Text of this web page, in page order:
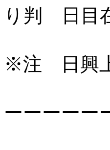
り判 日目
※注 日興
ーーーーー